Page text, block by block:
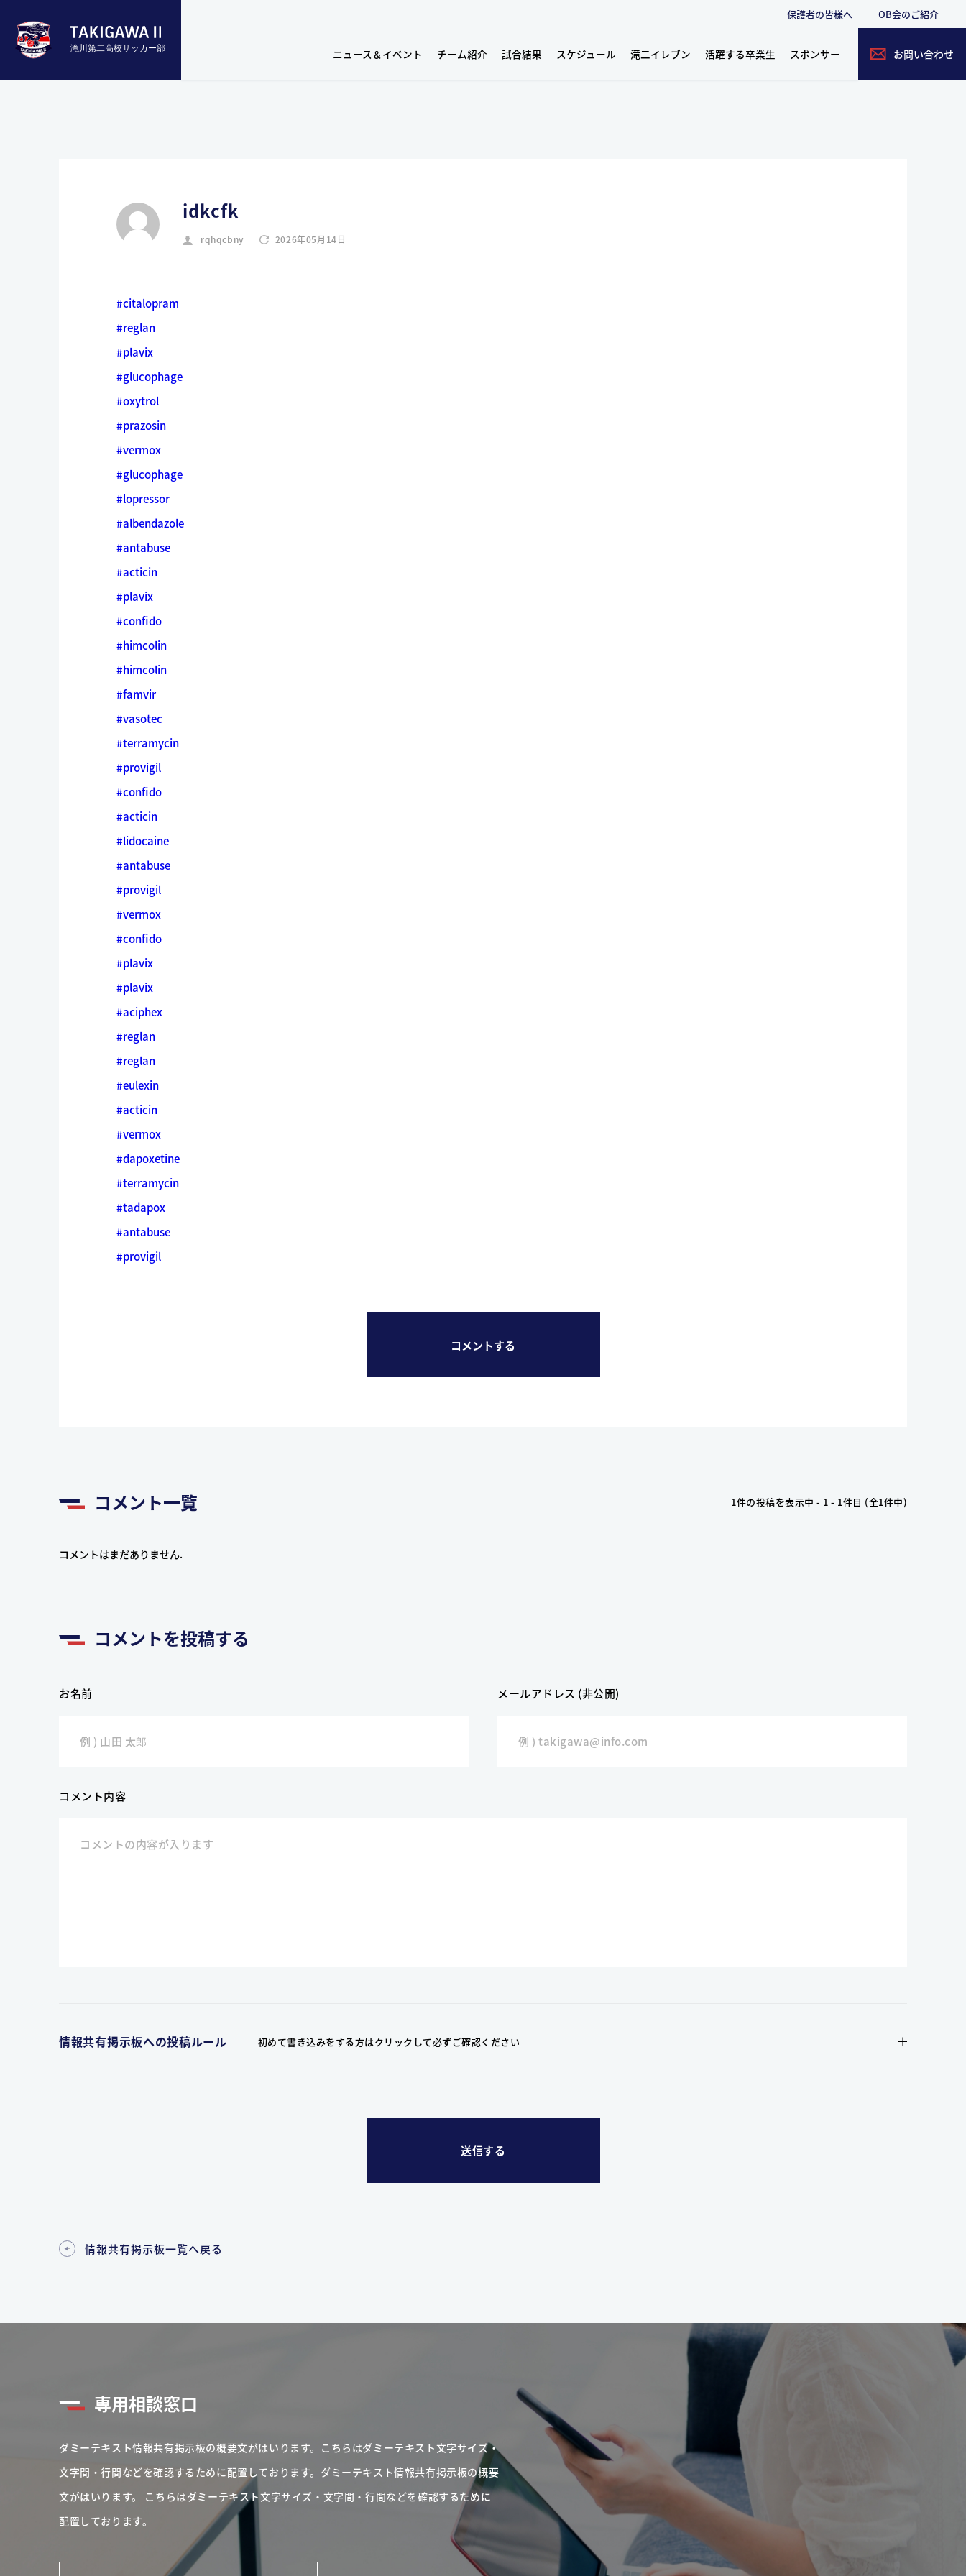
滝川第二高校サッカー部
保護者の皆様へ OB会のご紹介
ニュース＆イベント チーム紹介 試合結果 スケジュール 滝二イレブン 活躍する卒業生 スポンサー お問い合わせ
idkcfk
rqhqcbny 2026年05月14日
#citalopram
#reglan
#plavix
#glucophage
#oxytrol
#prazosin
#vermox
#glucophage
#lopressor
#albendazole
#antabuse
#acticin
#plavix
#confido
#himcolin
#himcolin
#famvir
#vasotec
#terramycin
#provigil
#confido
#acticin
#lidocaine
#antabuse
#provigil
#vermox
#confido
#plavix
#plavix
#aciphex
#reglan
#reglan
#eulexin
#acticin
#vermox
#dapoxetine
#terramycin
#tadapox
#antabuse
#provigil
コメントする
コメント一覧 1件の投稿を表示中 - 1 - 1件目 (全1件中)
コメントはまだありません.
コメントを投稿する
お名前 メールアドレス (非公開)
コメント内容
情報共有掲示板への投稿ルール 初めて書き込みをする方はクリックして必ずご確認ください
情報共有掲示板一覧へ戻る
専用相談窓口
ダミーテキスト情報共有掲示板の概要文がはいります。こちらはダミーテキスト文字サイズ・
文字間・行間などを確認するために配置しております。ダミーテキスト情報共有掲示板の概要
文がはいります。 こちらはダミーテキスト文字サイズ・文字間・行間などを確認するために
配置しております。